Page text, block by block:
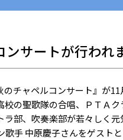
ンサートが行われ
チャペルコンサート』が11
の聖歌隊の合唱、ＰＴＡ
ラ部、吹奏楽部が若々しく
手 中原慶子さんをゲスト